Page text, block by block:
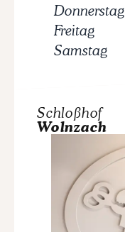
Donnerstag
Freitag
Samstag
Schloßhof
Wolnzach